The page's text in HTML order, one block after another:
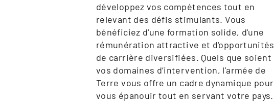
développez vos compétences tout en
relevant des défis stimulants. Vous
bénéficiez d'une formation solide, d'une
rémunération attractive et d'opportunités
de carrière diversifiées. Quels que soient
vos domaines d’intervention, l'armée de
Terre vous offre un cadre dynamique pour
vous épanouir tout en servant votre pays.